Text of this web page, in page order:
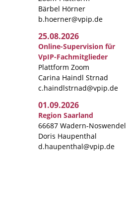
Bärbel Hörner
b.hoerner@vpip.de
25.08.2026
Online-Supervision für
VpIP-Fachmitglieder
Plattform Zoom
Carina Haindl Strnad
c.haindlstrnad@vpip.de
01.09.2026
Region Saarland
66687 Wadern-Noswendel
Doris Haupenthal
d.haupenthal@vpip.de